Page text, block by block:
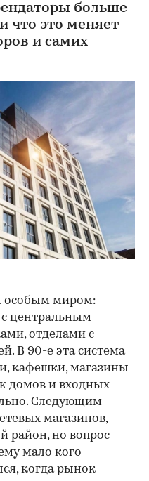
больше
что это меняет
и самих
особым миром:
с центральным
отделами с
В 90-е эта система
кафешки, магазины
домов и входных
Следующим
магазинов,
район, но вопрос
мало кого
когда рынок